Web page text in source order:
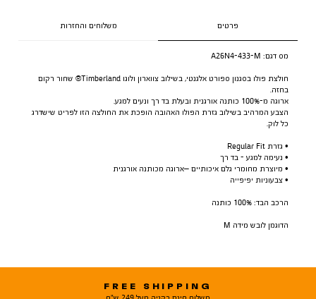
פרטים משלוחים והחזרות
מס דגם: A26N4-433-M
חולצת פולו בסגנון ספורט אלגנטי, בשילוב צווארון ולוגו Timberland® שחור רקום
בחזה.
ארוגה מ-100% כותנה אורגנית ובעלת בד רך ונעים למגע.
הצבע המרהיב בשילוב גזרת הפולו האהובה הופכת את החולצה הזו לפריט שישדרג
כל לוק.
• גזרת Regular Fit
• נעימה למגע - בד רך
• מיוצרת מחומרי גלם איכותיים –ארוגה מכותנה אורגנית
• צבעוניות יפיפייה
הרכב הבד: 100% כותנה
הדוגמן לובש מידה M
FREE SHIPPING